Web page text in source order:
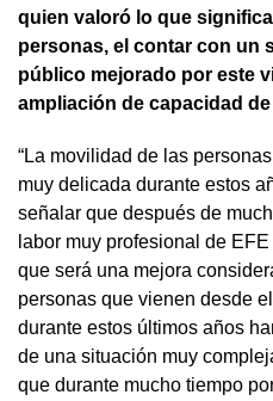
quien valoró lo que
personas, el contar con un
público mejorado por este
ampliación de capacidad
“La movilidad de las
muy delicada durante estos
señalar que después de
labor muy profesional de
que será una mejora
personas que vienen desde
durante estos últimos años
de una situación muy
que durante mucho tiempo